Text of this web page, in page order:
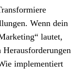
Wenn dein
lautet,
implementiert